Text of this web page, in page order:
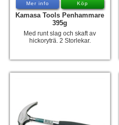
Mer info Köp
Kamasa Tools Penhammare
395g
Med runt slag och skaft av
hickoryträ. 2 Storlekar.